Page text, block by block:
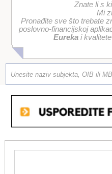
Znate li s
Mi
Pronađite sve što trebate
poslovno-financijskoj
Eurekai kvalitete